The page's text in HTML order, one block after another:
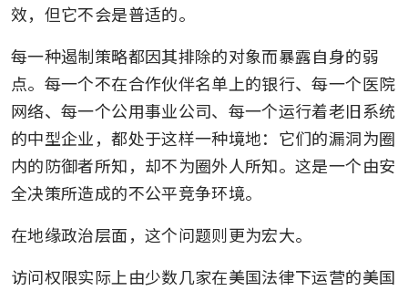
效，但它不会是普适的。
每一种遏制策略都因其排除的对象而暴露自身的弱
点。每一个不在合作伙伴名单上的银行、每一个医院
网络、每一个公用事业公司、每一个运行着老旧系统
的中型企业，都处于这样一种境地：它们的漏洞为圈
内的防御者所知，却不为圈外人所知。这是一个由安
全决策所造成的不公平竞争环境。
在地缘政治层面，这个问题则更为宏大。
访问权限实际上由少数几家在美国法律下运营的美国